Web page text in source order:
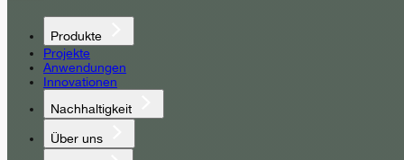
Produkte
Projekte
Anwendungen
Innovationen
Nachhaltigkeit
Über uns